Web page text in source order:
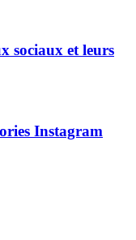
sociaux et leurs
Instagram